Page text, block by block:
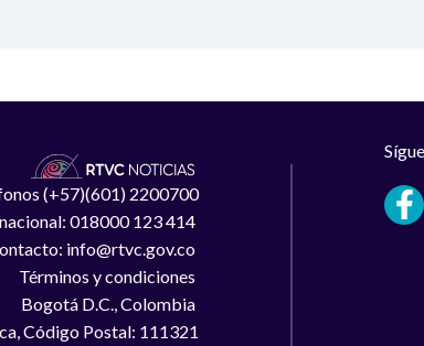
(+57)(601) 2200700
018000 123 414
info@rtvc.gov.co
Términos y condiciones
Bogotá D.C., Colombia
Código Postal: 111321